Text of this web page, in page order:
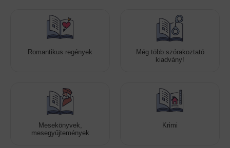
Romantikus regények
Még több szórakoztató
kiadvány!
Mesekönyvek,
mesegyűjtemények
Krimi